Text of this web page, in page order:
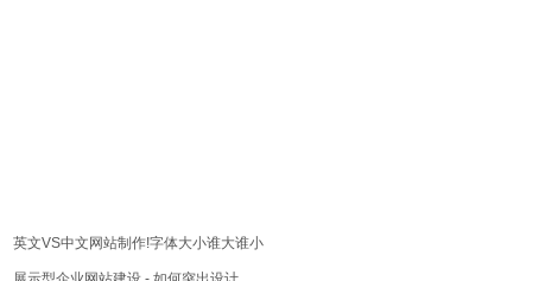
英文VS中文网站制作!字体大小谁大谁小